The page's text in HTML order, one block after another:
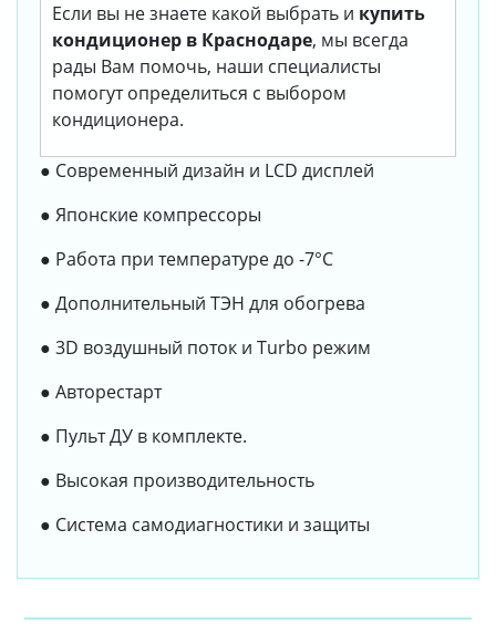
Если вы не знаете какой выбрать и купить
кондиционер в Краснодаре, мы всегда
рады Вам помочь, наши специалисты
помогут определиться с выбором
кондиционера.
● Современный дизайн и LCD дисплей
● Японские компрессоры
● Работа при температуре до -7°C
● Дополнительный ТЭН для обогрева
● 3D воздушный поток и Turbo режим
● Авторестарт
● Пульт ДУ в комплекте.
● Высокая производительность
● Система самодиагностики и защиты